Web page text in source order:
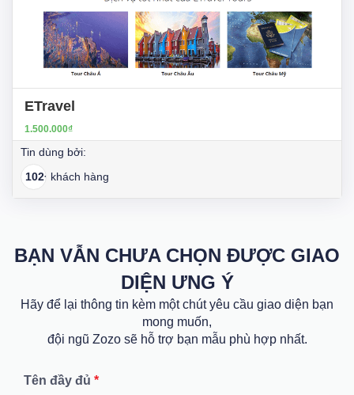
ETravel
1.500.000₫
Tin dùng bởi:
102+ khách hàng
BẠN VẪN CHƯA CHỌN ĐƯỢC GIAO
DIỆN ƯNG Ý
Hãy để lại thông tin kèm một chút yêu cầu giao diện bạn
mong muốn,
đội ngũ Zozo sẽ hỗ trợ bạn mẫu phù hợp nhất.
Tên đầy đủ *